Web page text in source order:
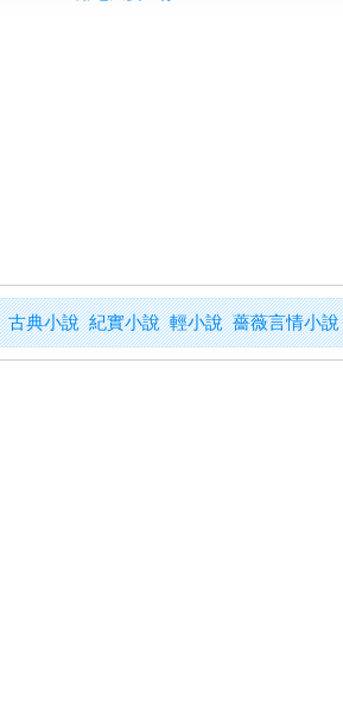
古典小說 紀實小說 輕小說 薔薇言情小說